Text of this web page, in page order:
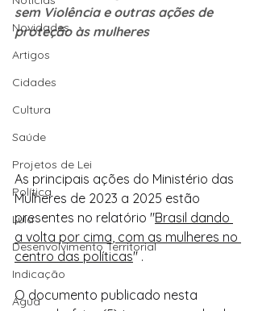
Novidades
Artigos
Cidades
Cultura
Saúde
Projetos de Lei
Política
Lula
Desenvolvimento Territorial
Indicação
Água
sem Violência e outras ações de
proteção às mulheres
As principais ações do Ministério das
Mulheres de 2023 a 2025 estão
presentes no relatório "Brasil dando
a volta por cima, com as mulheres no
centro das políticas" .
O documento publicado nesta